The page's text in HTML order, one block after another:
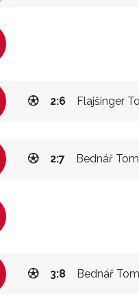
Flajšinger
2:6
Bednář
2:7
Bednář
3:8